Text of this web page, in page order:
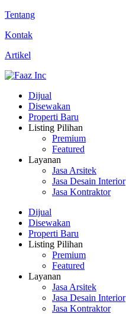
Tentang
Kontak
Artikel
Dijual
Disewakan
Properti Baru
Listing Pilihan
Premium
Featured
Layanan
Jasa Arsitek
Jasa Desain Interior
Jasa Kontraktor
Dijual
Disewakan
Properti Baru
Listing Pilihan
Premium
Featured
Layanan
Jasa Arsitek
Jasa Desain Interior
Jasa Kontraktor